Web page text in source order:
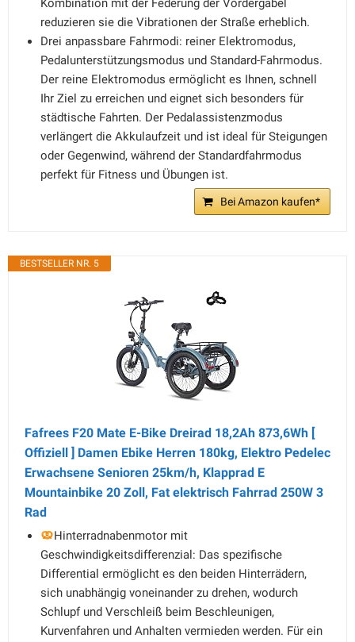
Kombination mit der Federung der Vordergabel
reduzieren sie die Vibrationen der Straße erheblich.
Drei anpassbare Fahrmodi: reiner Elektromodus,
Pedalunterstützungsmodus und Standard-Fahrmodus.
Der reine Elektromodus ermöglicht es Ihnen, schnell
Ihr Ziel zu erreichen und eignet sich besonders für
städtische Fahrten. Der Pedalassistenzmodus
verlängert die Akkulaufzeit und ist ideal für Steigungen
oder Gegenwind, während der Standardfahrmodus
perfekt für Fitness und Übungen ist.
Bei Amazon kaufen*
BESTSELLER NR. 5
Fafrees F20 Mate E-Bike Dreirad 18,2Ah 873,6Wh [
Offiziell ] Damen Ebike Herren 180kg, Elektro Pedelec
Erwachsene Senioren 25km/h, Klapprad E
Mountainbike 20 Zoll, Fat elektrisch Fahrrad 250W 3
Rad
Hinterradnabenmotor mit
Geschwindigkeitsdifferenzial: Das spezifische
Differential ermöglicht es den beiden Hinterrädern,
sich unabhängig voneinander zu drehen, wodurch
Schlupf und Verschleiß beim Beschleunigen,
Kurvenfahren und Anhalten vermieden werden. Für ein